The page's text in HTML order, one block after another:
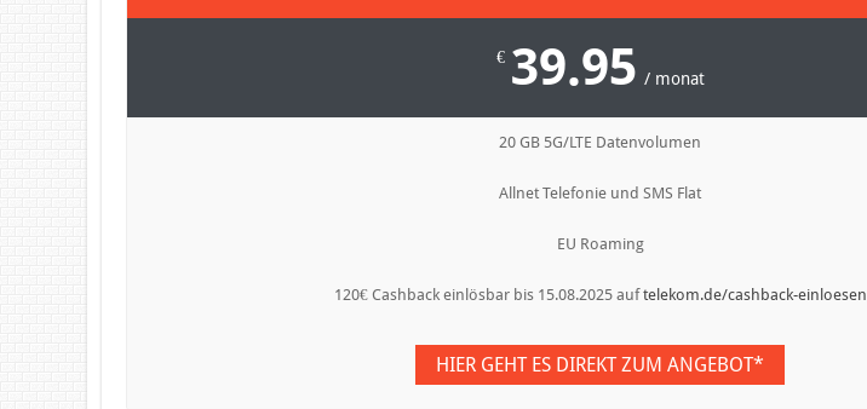
€ 39.95 / monat
20 GB 5G/LTE Datenvolumen
Allnet Telefonie und SMS Flat
EU Roaming
120€ Cashback einlösbar bis 15.08.2025 auftelekom.de/cashback-einloesen
HIER GEHT ES DIREKT ZUM ANGEBOT*